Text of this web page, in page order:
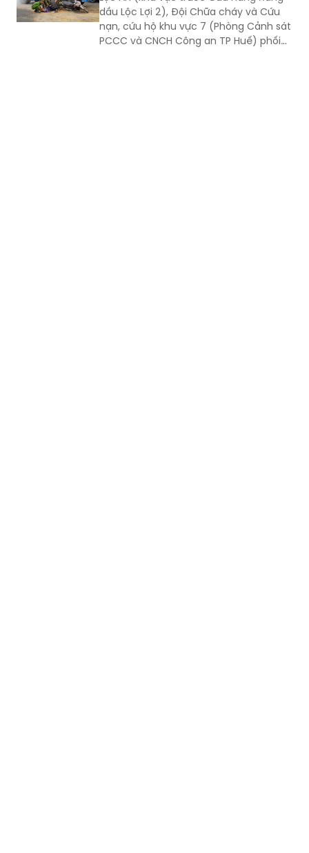
dầu Lộc Lợi 2), Đội Chữa cháy và Cứu
nạn, cứu hộ khu vực 7 (Phòng Cảnh sát
PCCC và CNCH Công an TP Huế) phối